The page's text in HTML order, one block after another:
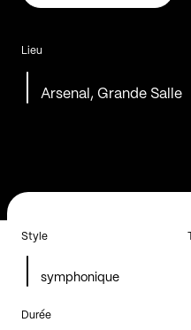
Lieu
Arsenal, Grande Salle
Style
symphonique
Durée